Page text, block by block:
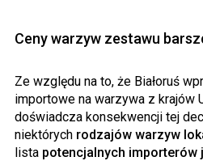
Ceny warzyw zestawu
Ze względu na to, że Białoruś
importowe na warzywa z krajów
doświadcza konsekwencji tej
niektórych rodzajów warzyw
lista potencjalnych importerów